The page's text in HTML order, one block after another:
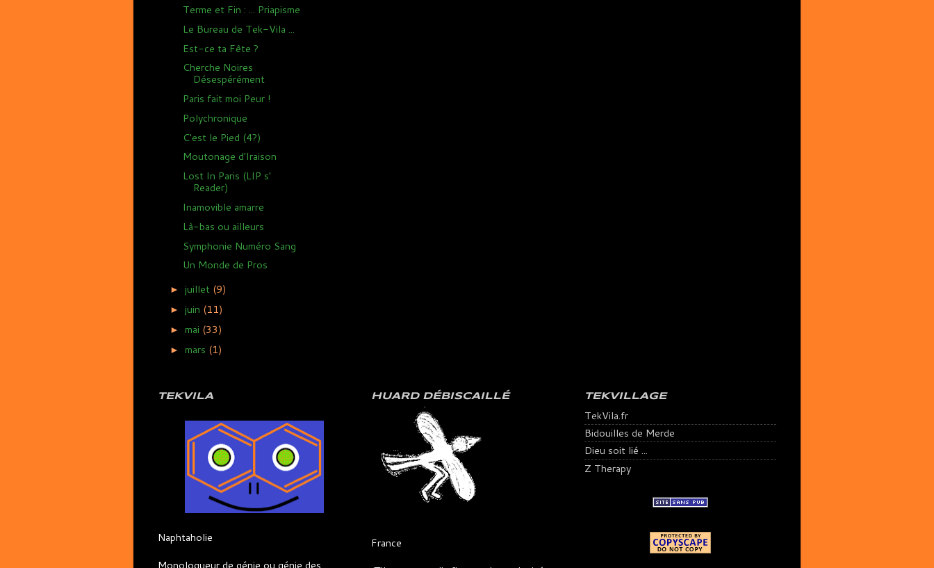
Terme et Fin : ... Priapisme
Le Bureau de Tek-Vila ...
Est-ce ta Fête ?
Cherche Noires
Désespérément
Paris fait moi Peur !
Polychronique
C'est le Pied (4?)
Moutonage d'Iraison
Lost In Paris (LIP s'
Reader)
Inamovible amarre
Là-bas ou ailleurs
Symphonie Numéro Sang
Un Monde de Pros
►juillet (9)
►juin (11)
►mai (33)
►mars (1)
TEKVILA
Naphtaholie
HUARD DÉBISCAILLÉ
France
TEKVILLAGE
TekVila.fr
Bidouilles de Merde
Dieu soit lié ...
Z Therapy